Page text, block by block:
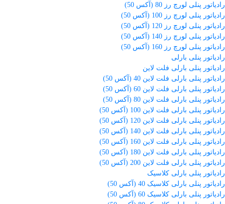
رادیاتور پنلی لورچ رز 80 (آکس 50)
رادیاتور پنلی لورچ رز 100 (آکس 50)
رادیاتور پنلی لورچ رز 120 (آکس 50)
رادیاتور پنلی لورچ رز 140 (آکس 50)
رادیاتور پنلی لورچ رز 160 (آکس 50)
رادیاتور پنلی بارلی
رادیاتور پنلی بارلی فلت لاین
رادیاتور پنلی بارلی فلت لاین 40 (آکس 50)
رادیاتور پنلی بارلی فلت لاین 60 (آکس 50)
رادیاتور پنلی بارلی فلت لاین 80 (آکس 50)
رادیاتور پنلی بارلی فلت لاین 100 (آکس 50)
رادیاتور پنلی بارلی فلت لاین 120 (آکس 50)
رادیاتور پنلی بارلی فلت لاین 140 (آکس 50)
رادیاتور پنلی بارلی فلت لاین 160 (آکس 50)
رادیاتور پنلی بارلی فلت لاین 180 (آکس 50)
رادیاتور پنلی بارلی فلت لاین 200 (آکس 50)
رادیاتور پنلی بارلی کلاسیک
رادیاتور پنلی بارلی کلاسیک 40 (آکس 50)
رادیاتور پنلی بارلی کلاسیک 60 (آکس 50)